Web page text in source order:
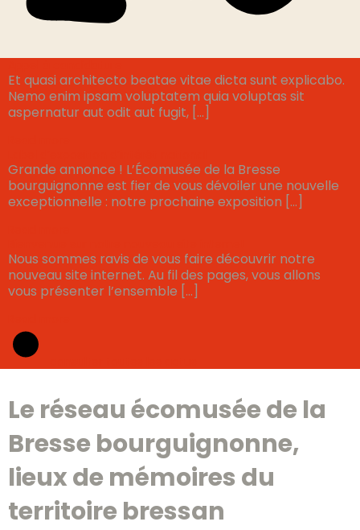
Et quasi architecto beatae vitae dicta sunt explicabo.
Nemo enim ipsam voluptatem quia voluptas sit
aspernatur aut odit aut fugit, […]
Grande annonce ! L’Écomusée de la Bresse
bourguignonne est fier de vous dévoiler une nouvelle
exceptionnelle : notre prochaine exposition […]
Nous sommes ravis de vous faire découvrir notre
nouveau site internet. Au fil des pages, vous allons
vous présenter l’ensemble […]
Le réseau écomusée de la
Bresse bourguignonne,
lieux de mémoires du
territoire bressan